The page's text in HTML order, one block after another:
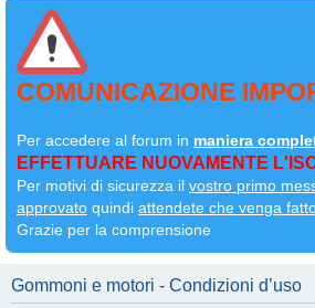
COMUNICAZIONE
Per accedere al forum in maniera
EFFETTUARE NUOVAMENTE
Per motivi di sicurezza il vostro primo
approvato quindi attendete che venga
Grazie per la comprensione
Gommoni e motori - Condizioni d’uso